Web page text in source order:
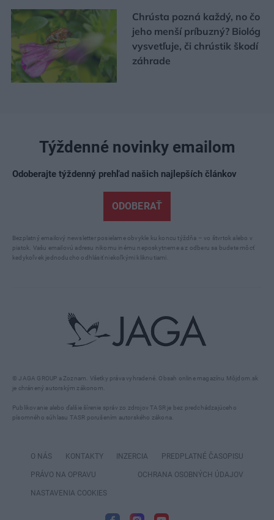
Chrústa pozná každý, no čo
jeho menší príbuzný? Biológ
vysvetľuje, či chrústik škodí
záhrade
© JAGA GROUP a Zoznam. Všetky práva vyhradené. Obsah online magazínu Môjdom.sk
je chránený autorským zákonom.
Publikovanie alebo ďalšie šírenie správ zo zdrojov TASR je bez predchádzajúceho
písomného súhlasu TASR porušením autorského zákona.
Týždenné novinky emailom
Odoberajte týždenný prehľad našich najlepších článkov
ODOBERAŤ
Bezplatný emailový newsletter posielame obvykle ku koncu týždňa – vo štvrtok alebo v
piatok. Vašu emailovú adresu nikomu inému neposkytneme a z odberu sa budete môcť
kedykoľvek jednoducho odhlásiť niekoľkými kliknutiami.
O NÁS KONTAKTY INZERCIA PREDPLATNÉ ČASOPISU
PRÁVO NA OPRAVU OCHRANA OSOBNÝCH ÚDAJOV
NASTAVENIA COOKIES